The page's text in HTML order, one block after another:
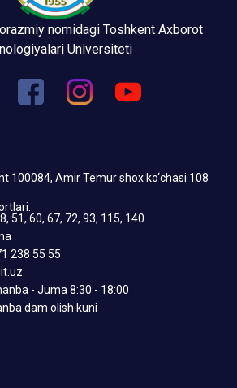
nomidagi Toshkent Axborot
Universiteti
100084, Amir Temur shox ko‘chasi 108
51, 60, 67, 72, 93, 115, 140
238 55 55
- Juma 8:30 - 18:00
dam olish kuni